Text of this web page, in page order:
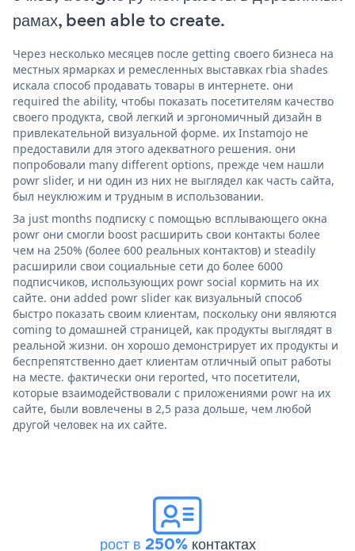
рамах, been able to create.
Через несколько месяцев после getting своего бизнеса на
местных ярмарках и ремесленных выставках rbia shades
искала способ продавать товары в интернете. они
required the ability, чтобы показать посетителям качество
своего продукта, свой легкий и эргономичный дизайн в
привлекательной визуальной форме. их Instamojo не
предоставили для этого адекватного решения. они
попробовали many different options, прежде чем нашли
powr slider, и ни один из них не выглядел как часть сайта,
был неуклюжим и трудным в использовании.
За just months подписку с помощью всплывающего окна
powr они смогли boost расширить свои контакты более
чем на 250% (более 600 реальных контактов) и steadily
расширили свои социальные сети до более 6000
подписчиков, использующих powr social кормить на их
сайте. они added powr slider как визуальный способ
быстро показать своим клиентам, поскольку они являются
coming to домашней страницей, как продукты выглядят в
реальной жизни. он хорошо демонстрирует их продукты и
беспрепятственно дает клиентам отличный опыт работы
на месте. фактически они reported, что посетители,
которые взаимодействовали с приложениями powr на их
сайте, были вовлечены в 2,5 раза дольше, чем любой
другой человек на их сайте.
рост в 250%контактах